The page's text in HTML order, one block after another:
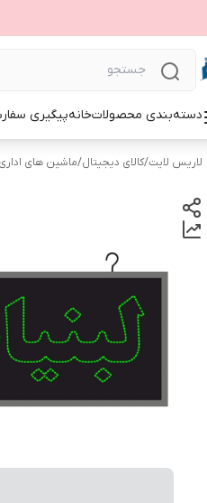
دسته‌بندی محصولاتخانهپیگیری
لاریس لایت/کالای دیجیتال/ماشین های اداری